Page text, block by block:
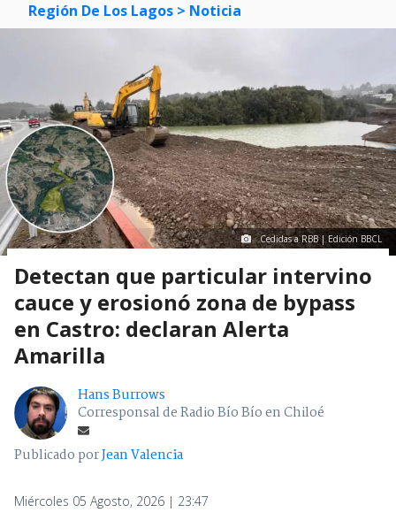
Región De Los Lagos > Noticia
Cedidas a RBB | Edición BBCL
Detectan que particular intervino
cauce y erosionó zona de bypass
en Castro: declaran Alerta
Amarilla
Hans Burrows
Corresponsal de Radio Bío Bío en Chiloé
Publicado porJean Valencia
Miércoles 05 Agosto, 2026 | 23:47